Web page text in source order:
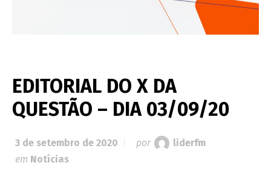
EDITORIAL DO X DA
QUESTÃO – DIA 03/09/20
3 de setembro de 2020 por
liderfm
em Notícias